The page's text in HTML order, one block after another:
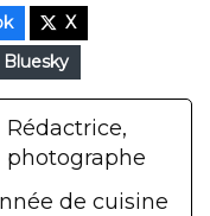
X
Bluesky
Rédactrice,
photographe
de cuisine